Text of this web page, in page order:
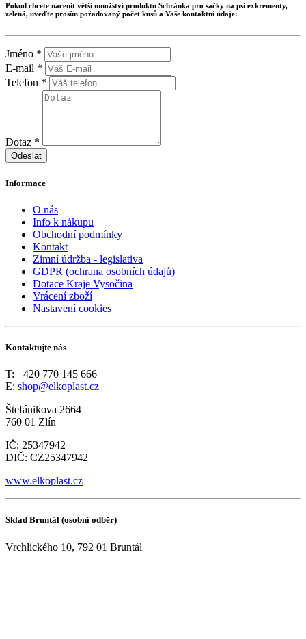
Pokud chcete nacenit větší množství produktu Schránka pro sáčky na psí exkrementy,
zelená, uveďte prosím požadovaný počet kusů a Vaše kontaktní údaje:
Jméno *
E-mail *
Telefon *
Dotaz *
Odeslat
Informace
O nás
Info k nákupu
Obchodní podmínky
Kontakt
Zimní údržba - legislativa
GDPR (ochrana osobních údajů)
Dotace Kraje Vysočina
Vrácení zboží
Nastavení cookies
Kontaktujte nás
T: +420 770 145 666
E: shop@elkoplast.cz
Štefánikova 2664
760 01 Zlín
IČ: 25347942
DIČ: CZ25347942
www.elkoplast.cz
Sklad Bruntál (osobní odběr)
Vrchlického 10, 792 01 Bruntál